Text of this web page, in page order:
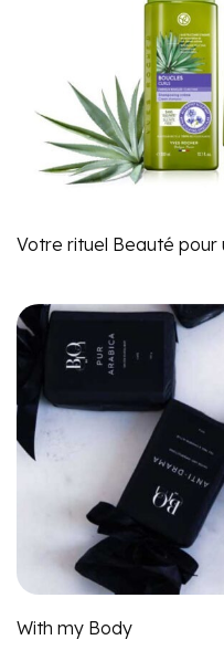
Votre rituel Beauté pour
With my Body